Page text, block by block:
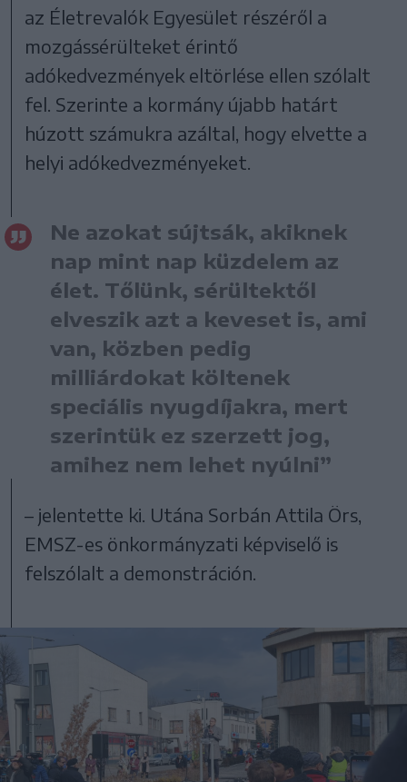
az Életrevalók Egyesület részéről a
mozgássérülteket érintő
adókedvezmények eltörlése ellen szólalt
fel. Szerinte a kormány újabb határt
húzott számukra azáltal, hogy elvette a
helyi adókedvezményeket.
Ne azokat sújtsák, akiknek
nap mint nap küzdelem az
élet. Tőlünk, sérültektől
elveszik azt a keveset is, ami
van, közben pedig
milliárdokat költenek
speciális nyugdíjakra, mert
szerintük ez szerzett jog,
amihez nem lehet nyúlni”
– jelentette ki. Utána Sorbán Attila Örs,
EMSZ-es önkormányzati képviselő is
felszólalt a demonstráción.